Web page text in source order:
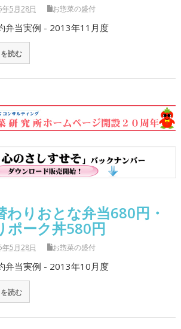
5月28日 お惣菜の盛付
弁当実例 - 2013年11月度
読む
わりおとな弁当680円・
ポーク丼580円
5月28日 お惣菜の盛付
弁当実例 - 2013年10月度
読む